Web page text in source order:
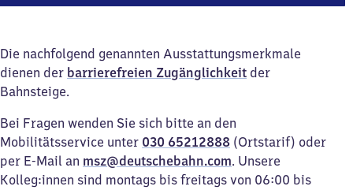
Die nachfolgend genannten Ausstattungsmerkmale
dienen der barrierefreien Zugänglichkeit der
Bahnsteige.
Bei Fragen wenden Sie sich bitte an den
Mobilitätsservice unter 030 65212888 (Ortstarif) oder
per E-Mail an msz@deutschebahn.com. Unsere
Kolleg:innen sind montags bis freitags von 06:00 bis